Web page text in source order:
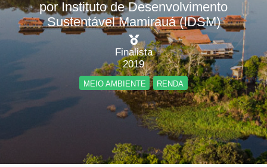
porInstituto de Desenvolvimento
Sustentável Mamirauá (IDSM)
Finalista
2019
MEIO AMBIENTE RENDA